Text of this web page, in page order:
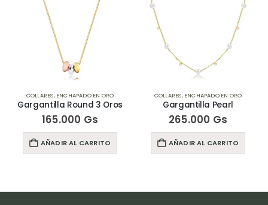
EN ORO
3 Oros
CARRITO
COLLARES,ENCHAPADO EN ORO
Gargantilla Pearl
265.000
AÑADIR AL CARRITO
COLLARES,
Gargantilla
225.000
AÑADIR AL